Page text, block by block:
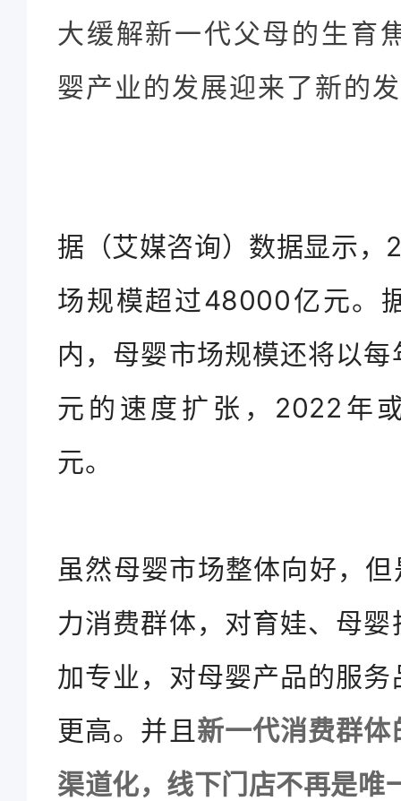
大缓解新一代父母的生育
婴产业的发展迎来了新的
据（艾媒咨询）数据显示，
场规模超过48000亿元。
内，母婴市场规模还将以
元的速度扩张，2022年
元。
虽然母婴市场整体向好，
力消费群体，对育娃、母
加专业，对母婴产品的服
更高。并且 新一代消费群
渠道化，线下门店不再是唯